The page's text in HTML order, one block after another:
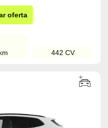
oferta
442 CV